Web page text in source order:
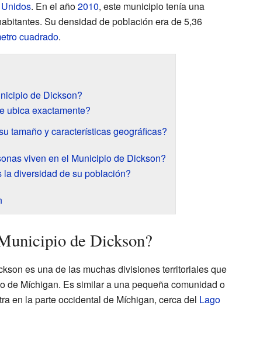
. En el año2010, este municipio tenía una
Su densidad de población era de 5,36
cuadrado.
de Dickson?
ubica exactamente?
tamaño y características geográficas?
viven en el Municipio de Dickson?
la diversidad de su población?
de Dickson?
es una de las muchas divisiones territoriales que
de Míchigan. Es similar a una pequeña comunidad o
en la parte occidental de Míchigan, cerca del Lago